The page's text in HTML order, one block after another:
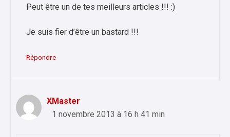
Peut être un de tes meilleurs articles !!! :)
Je suis fier d’être un bastard !!!
Répondre
XMaster
1 novembre 2013 à 16 h 41 min